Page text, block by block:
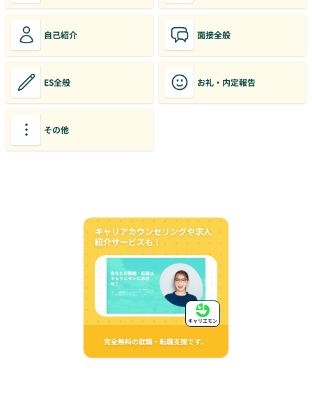
自己紹介 面接全般
ES全般 お礼・内定報告
その他
キャリアカウンセリングや求人
紹介サービスも！
完全無料の就職・転職支援です。
キャリエモン